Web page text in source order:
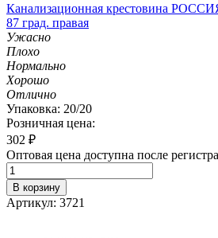
Канализационная крестовина
87 град. правая
Ужасно
Плохо
Нормально
Хорошо
Отлично
Упаковка: 20/20
Розничная цена:
302 ₽
Оптовая цена доступна после
В корзину
Артикул: 3721